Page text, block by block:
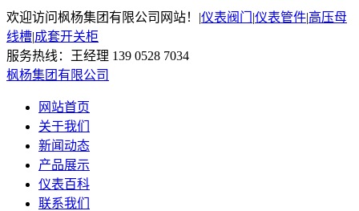
欢迎访问枫杨集团有限公司网站！ |仪表阀门 |仪表管件|高压母
线槽|成套开关柜
服务热线：王经理 139 0528 7034
枫杨集团有限公司
网站首页
关于我们
新闻动态
产品展示
仪表百科
联系我们